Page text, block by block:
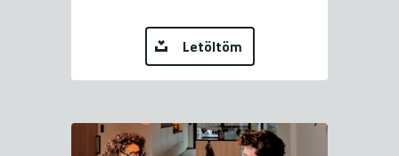
Letöltöm